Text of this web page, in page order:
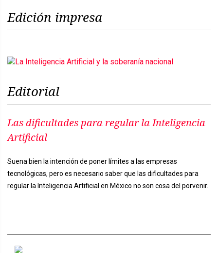
Edición impresa
Editorial
Las dificultades para regular la Inteligencia
Artificial
Suena bien la intención de poner límites a las empresas
tecnológicas, pero es necesario saber que las dificultades para
regular la Inteligencia Artificial en México no son cosa del porvenir.